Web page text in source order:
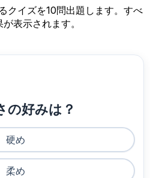
クイズを10問出題します。すべ
表示されます。
の好みは？
硬め
柔め